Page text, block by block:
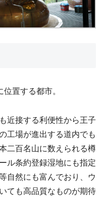
置する都市。
近接する利便性から王子
工場が進出する道内でも
二百名山に数えられる樽
ル条約登録湿地にも指定
自然にも富んでおり、ウ
ても高品質なものが期待